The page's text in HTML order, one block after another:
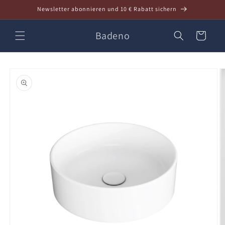
Inhalt
Newsletter abonnieren und 10 € Rabatt sichern
Badeno Warenkorb